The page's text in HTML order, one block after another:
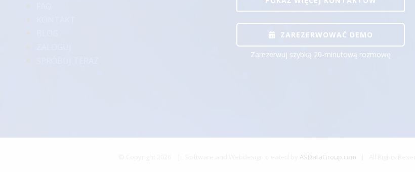
ZAREZERWOWAĆ DEMO
Zarezerwuj szybką 20-minutową rozmowę
ASDataGroup.com